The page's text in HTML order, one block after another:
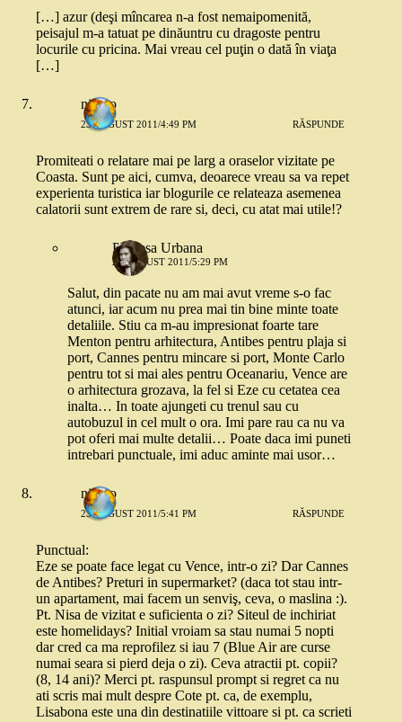
[…] azur (deşi mîncarea n-a fost nemaipomenită,
peisajul m-a tatuat pe dinăuntru cu dragoste pentru
locurile cu pricina. Mai vreau cel puţin o dată în viaţa
[…]
nickro
23 AUGUST 2011/4:49 PM RĂSPUNDE
Promiteati o relatare mai pe larg a oraselor vizitate pe
Coasta. Sunt pe aici, cumva, deoarece vreau sa va repet
experienta turistica iar blogurile ce relateaza asemenea
calatorii sunt extrem de rare si, deci, cu atat mai utile!?
Printesa Urbana
23 AUGUST 2011/5:29 PM
Salut, din pacate nu am mai avut vreme s-o fac
atunci, iar acum nu prea mai tin bine minte toate
detaliile. Stiu ca m-au impresionat foarte tare
Menton pentru arhitectura, Antibes pentru plaja si
port, Cannes pentru mincare si port, Monte Carlo
pentru tot si mai ales pentru Oceanariu, Vence are
o arhitectura grozava, la fel si Eze cu cetatea cea
inalta… In toate ajungeti cu trenul sau cu
autobuzul in cel mult o ora. Imi pare rau ca nu va
pot oferi mai multe detalii… Poate daca imi puneti
intrebari punctuale, imi aduc aminte mai usor…
nickro
23 AUGUST 2011/5:41 PM RĂSPUNDE
Punctual:
Eze se poate face legat cu Vence, intr-o zi? Dar Cannes
de Antibes? Preturi in supermarket? (daca tot stau intr-
un apartament, mai facem un senviş, ceva, o maslina :).
Pt. Nisa de vizitat e suficienta o zi? Siteul de inchiriat
este homelidays? Initial vroiam sa stau numai 5 nopti
dar cred ca ma reprofilez si iau 7 (Blue Air are curse
numai seara si pierd deja o zi). Ceva atractii pt. copii?
(8, 14 ani)? Merci pt. raspunsul prompt si regret ca nu
ati scris mai mult despre Cote pt. ca, de exemplu,
Lisabona este una din destinatiile vittoare si pt. ca scrieti